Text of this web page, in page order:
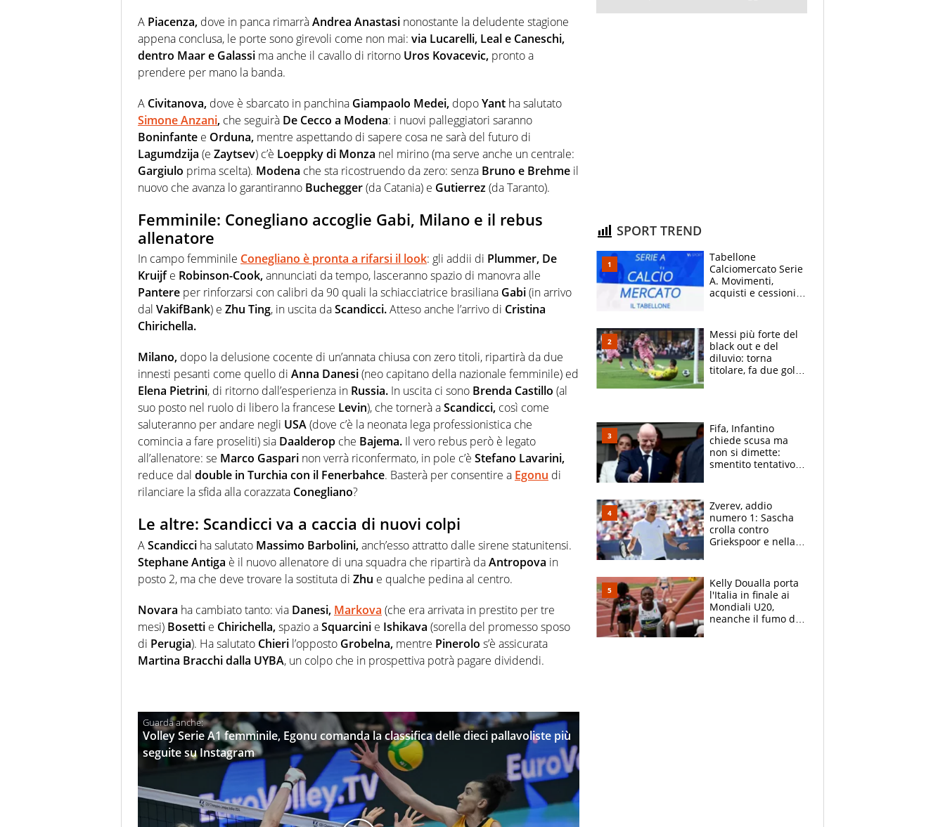
A Piacenza, dove in panca rimarràAndrea Anastasi nonostante la deludente stagione
appena conclusa, le porte sono girevoli come non mai: via Lucarelli, Leal e Caneschi,
dentro Maar e Galassi ma anche il cavallo di ritorno Uros Kovacevic, pronto a
prendere per mano la banda.
A Civitanova, dove è sbarcato in panchina Giampaolo Medei, dopoYant ha salutato
Simone Anzani, che seguirà De Cecco a Modena: i nuovi palleggiatori saranno
Boninfante e Orduna, mentre aspettando di sapere cosa ne sarà del futuro di
Lagumdzija (e Zaytsev) c’è Loeppky di Monza nel mirino (ma serve anche un centrale:
Gargiulo prima scelta). Modena che sta ricostruendo da zero: senza Bruno e Brehme il
nuovo che avanza lo garantiranno Buchegger(da Catania) e Gutierrez(da Taranto).
Femminile: Conegliano accoglie Gabi, Milano e il rebus
allenatore
In campo femminile Conegliano è pronta a rifarsi il look: gli addii di Plummer, De
Kruijfe Robinson-Cook,annunciati da tempo, lasceranno spazio di manovra alle
Pantere per rinforzarsi con calibri da 90 quali la schiacciatrice brasiliana Gabi(in arrivo
dal VakifBank) e Zhu Ting, in uscita daScandicci.Atteso anche l’arrivo di Cristina
Chirichella.
Milano, dopo la delusione cocente di un’annata chiusa con zero titoli, ripartirà da due
innesti pesanti come quello di Anna Danesi(neo capitano della nazionale femminile) ed
Elena Pietrini, di ritorno dall’esperienza in Russia. In uscita ci sono Brenda Castillo (al
suo posto nel ruolo di libero la francese Levin), che tornerà aScandicci, così come
saluteranno per andare negli USA(dove c’è la neonata lega professionistica che
comincia a fare proseliti) sia Daalderop che Bajema. Il vero rebus però è legato
all’allenatore: se Marco Gaspari non verrà riconfermato, in pole c’è Stefano Lavarini,
reduce dal double in Turchia con il Fenerbahce. Basterà per consentire a Egonu di
rilanciare la sfida alla corazzata Conegliano?
Le altre: Scandicci va a caccia di nuovi colpi
AScandicci ha salutato Massimo Barbolini,anch’esso attratto dalle sirene statunitensi.
Stephane Antiga è il nuovo allenatore di una squadra che ripartirà daAntropova in
posto 2, ma che deve trovare la sostituta di Zhu e qualche pedina al centro.
Novara ha cambiato tanto: via Danesi, Markova (che era arrivata in prestito per tre
mesi) Bosetti e Chirichella,spazio aSquarcini e Ishikava (sorella del promesso sposo
di Perugia). Ha salutato Chieri l’opposto Grobelna, mentre Pinerolo s’è assicurata
Martina Bracchi dalla UYBA, un colpo che in prospettiva potrà pagare dividendi.
Volley Serie A1 femminile, Egonu comanda la classifica delle dieci pallavoliste più
seguite su Instagram
SPORT TREND
Tabellone
Calciomercato Serie
A. Movimenti,
acquisti e cessioni:
Messi più forte del
black out e del
diluvio: torna
titolare, fa due gol e
Fifa, Infantino
chiede scusa ma
non si dimette:
smentito tentativo di
Zverev, addio
numero 1: Sascha
crolla contro
Griekspoor e nella
terzo. Quanti malori
a Montreal
Kelly Doualla porta
l'Italia in finale ai
Mondiali U20,
neanche il fumo di